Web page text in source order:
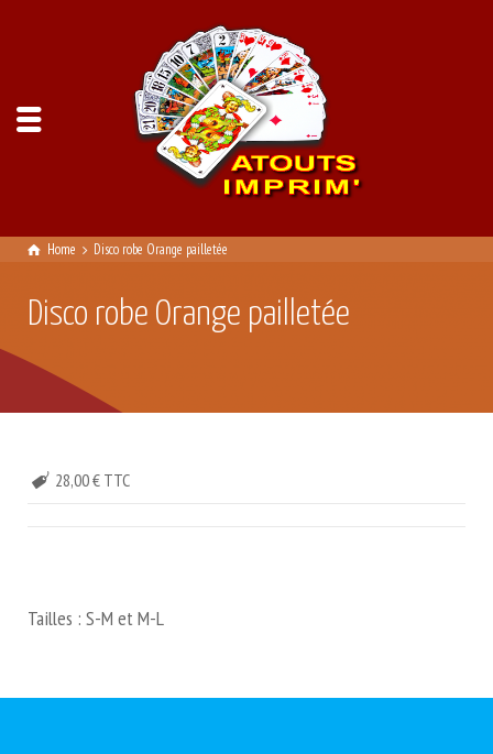
Home Disco robe Orange pailletée
Disco robe Orange pailletée
28,00 € TTC
Tailles : S-M et M-L